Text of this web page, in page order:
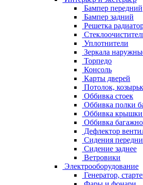
Бампер передний
Бампер задний
Решетка
Уплотнители
Зеркала
Торпедо
Консоль
Карты дверей
Потолок,
Оббивка стоек
Оббивка полки
Оббивка крышки
Оббивка
Дефлектор
Сидения
Сидение заднее
Ветровики
Электрооборудование
Генератор,